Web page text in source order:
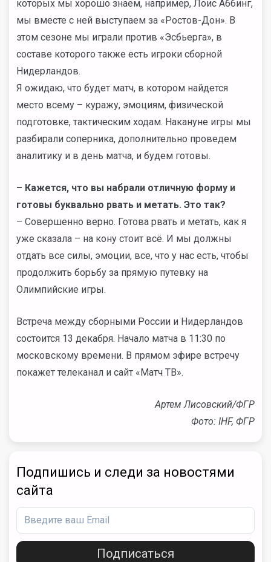
которых мы хорошо знаем, например, Лоис Аббинг,
мы вместе с ней выступаем за «Ростов-Дон». В
этом сезоне мы играли против «Эсбьерга», в
составе которого также есть игроки сборной
Нидерландов.
Я ожидаю, что будет матч, в котором найдется
место всему – куражу, эмоциям, физической
подготовке, тактическим ходам. Накануне игры мы
разбирали соперника, дополнительно проведем
аналитику и в день матча, и будем готовы.
– Кажется, что вы набрали отличную форму и
готовы буквально рвать и метать. Это так?
– Совершенно верно. Готова рвать и метать, как я
уже сказала – на кону стоит всё. И мы должны
отдать все силы, эмоции, все, что у нас есть, чтобы
продолжить борьбу за прямую путевку на
Олимпийские игры.
Встреча между сборными России и Нидерландов
состоится 13 декабря. Начало матча в 11:30 по
московскому времени. В прямом эфире встречу
покажет телеканал и сайт «Матч ТВ».
Артем Лисовский/ФГР
Фото: IHF, ФГР
Подпишись и следи за новостями
сайта
Подписаться